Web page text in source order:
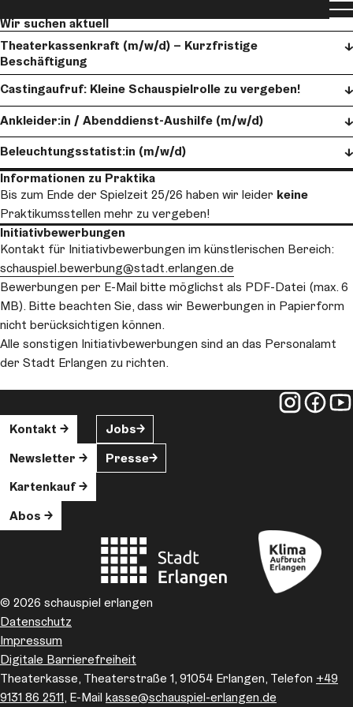
Wir suchen aktuell
Theaterkassenkraft (m/w/d) – Kurzfristige
Beschäftigung
Castingaufruf: Kleine Schauspielrolle zu vergeben!
Ankleider:in / Abenddienst-Aushilfe (m/w/d)
Beleuchtungsstatist:in (m/w/d)
Informationen zu Praktika
Bis zum Ende der Spielzeit 25/26 haben wir leider keine
Praktikumsstellen mehr zu vergeben!
Initiativbewerbungen
Kontakt für Initiativbewerbungen im künstlerischen Bereich:
schauspiel.bewerbung@stadt.erlangen.de
Bewerbungen per E-Mail bitte möglichst als PDF-Datei (max. 6
MB). Bitte beachten Sie, dass wir Bewerbungen in Papierform
nicht berücksichtigen können.
Alle sonstigen Initiativbewerbungen sind an das Personalamt
der Stadt Erlangen zu richten.
Kontakt
Newsletter
Kartenkauf
Abos
Jobs
Presse
© 2026 schauspiel erlangen
Datenschutz
Impressum
Digitale Barrierefreiheit
Theaterkasse, Theaterstraße 1, 91054 Erlangen, Telefon +49
9131 86 2511, E-Mail kasse@schauspiel-erlangen.de